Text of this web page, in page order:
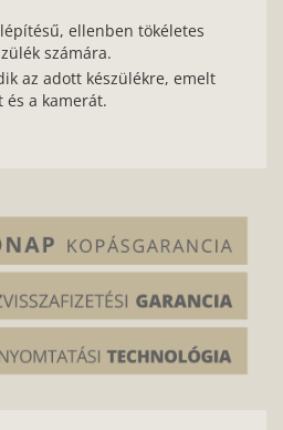
ellenben tökéletes
számára.
az adott készülékre, emelt
és a kamerát.